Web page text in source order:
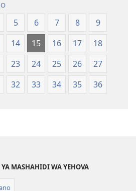
Ulimwengu
Mpya
(Toleo
la
2017)
Ulimwengu
Mpya
(Toleo
la
2017)
5 6 7 8
9
14 15 16 17
18
23 24 25 26
27
32 33 34 35 36
MASHAHIDI WA YEHOVA